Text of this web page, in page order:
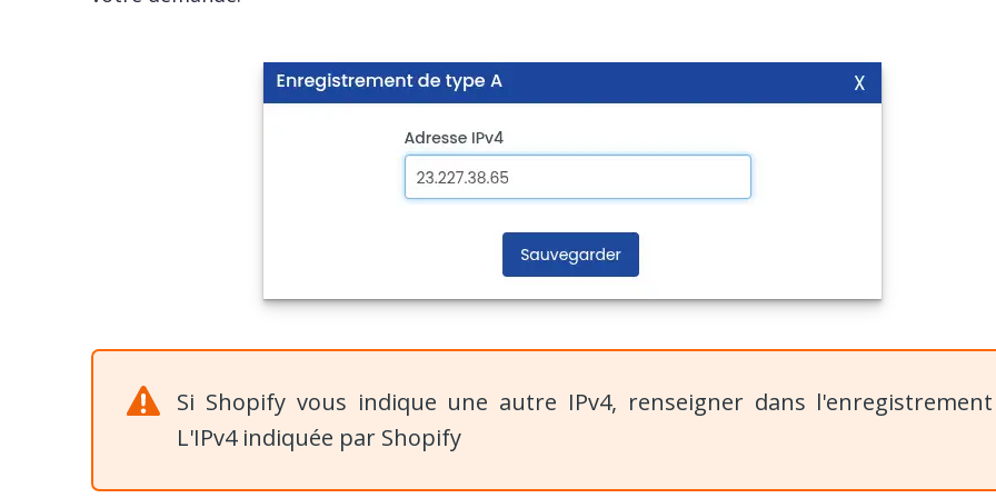
Si Shopify vous indique une autre IPv4, renseigner dans
L'IPv4 indiquée par Shopify